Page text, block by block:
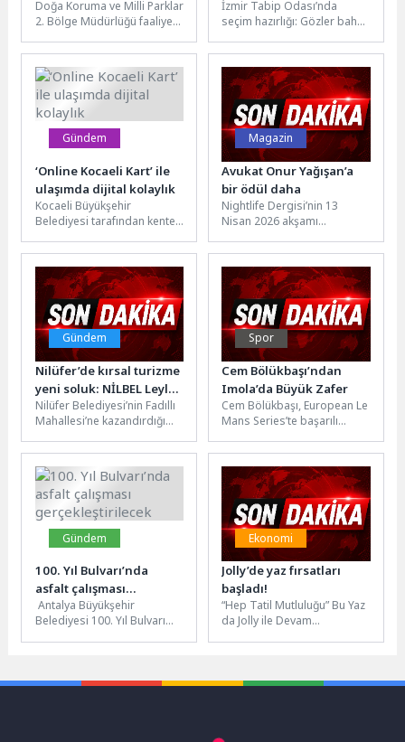
Başladı
Doğa Koruma ve Milli Parklar
2. Bölge Müdürlüğü faaliyet
Sansarak Kanyonu
kullanımı...
İzmir Tabip Odası’nda
seçim hazırlığı: Gözler bahar
çevrildi. İzmir’de hekimlerin
meslek örgütü...
Gündem
‘Online Kocaeli Kart’ ile
ulaşımda dijital kolaylık
Kocaeli Büyükşehir
Belediyesi tarafından kente
Kart Sistemi”, başvurudan
kullanıma kadar tüm süreci...
Magazin
Avukat Onur Yağışan’a
bir ödül daha
Nightlife Dergisi’nin 13
Nisan 2026 akşamı
Cheshme Lounge’da
düzenlediği ‘Yaza Merhaba’
partisi ve...
Gündem
Nilüfer’de kırsal turizme
yeni soluk: NİLBEL Leylek
Kafe & Restoran açıldı
Nilüfer Belediyesi’nin Fadıllı
Mahallesi’ne kazandırdığı
Restoran düzenlenen
törenle hizmete girdi.
Açılışta...
Spor
Cem Bölükbaşı’ndan
Imola’da Büyük Zafer
Cem Bölükbaşı, European Le
Mans Series’te başarılı
ettiği zaferle sürdürdü.
Sezonun 6...
Gündem
100. Yıl Bulvarı’nda
asfalt çalışması
gerçekleştirilecek
Antalya Büyükşehir
Belediyesi 100. Yıl Bulvarı
nedeniyle deforme...
Ekonomi
Jolly’de yaz fırsatları
başladı!
“Hep Tatil Mutluluğu” Bu Yaz
da Jolly ile Devam